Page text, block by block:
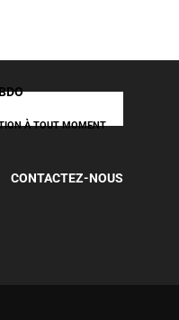
À TOUT MOMENT
CONTACTEZ-NOUS